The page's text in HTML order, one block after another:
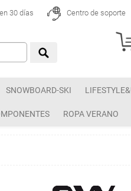
30 días Centro de soporte
SNOWBOARD-SKI
ROPA VERANO